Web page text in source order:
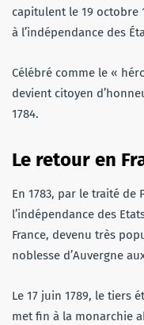
capitulent le 19 octobre
à l’indépendance des
Célébré comme le «
devient citoyen
1784.
Le retour en
En 1783, par le traité de
l’indépendance des
France, devenu très
noblesse d’Auvergne
Le 17 juin 1789, le tiers
met fin à la monarchie